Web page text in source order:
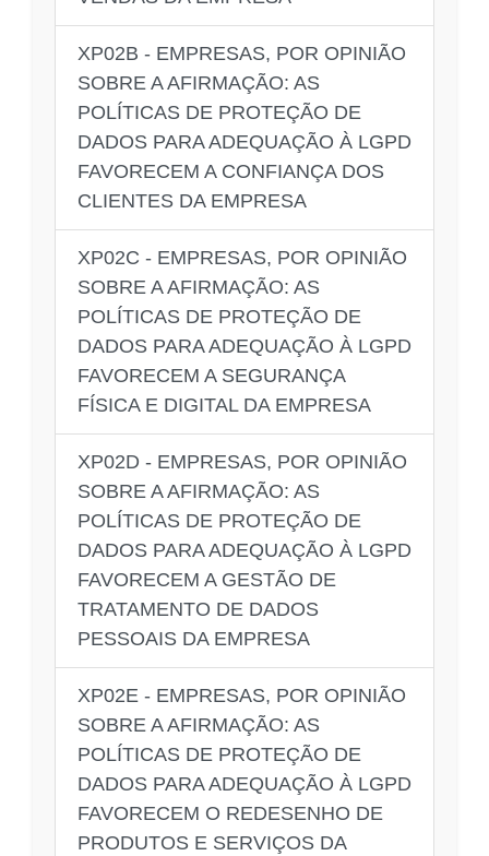
XP02B - EMPRESAS, POR OPINIÃO
SOBRE A AFIRMAÇÃO: AS
POLÍTICAS DE PROTEÇÃO DE
DADOS PARA ADEQUAÇÃO À LGPD
FAVORECEM A CONFIANÇA DOS
CLIENTES DA EMPRESA
XP02C - EMPRESAS, POR OPINIÃO
SOBRE A AFIRMAÇÃO: AS
POLÍTICAS DE PROTEÇÃO DE
DADOS PARA ADEQUAÇÃO À LGPD
FAVORECEM A SEGURANÇA
FÍSICA E DIGITAL DA EMPRESA
XP02D - EMPRESAS, POR OPINIÃO
SOBRE A AFIRMAÇÃO: AS
POLÍTICAS DE PROTEÇÃO DE
DADOS PARA ADEQUAÇÃO À LGPD
FAVORECEM A GESTÃO DE
TRATAMENTO DE DADOS
PESSOAIS DA EMPRESA
XP02E - EMPRESAS, POR OPINIÃO
SOBRE A AFIRMAÇÃO: AS
POLÍTICAS DE PROTEÇÃO DE
DADOS PARA ADEQUAÇÃO À LGPD
FAVORECEM O REDESENHO DE
PRODUTOS E SERVIÇOS DA